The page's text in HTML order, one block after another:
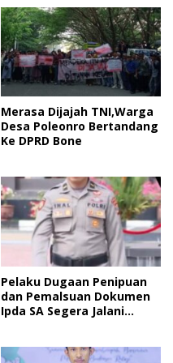
Merasa Dijajah TNI,Warga
Desa Poleonro Bertandang
Ke DPRD Bone
Pelaku Dugaan Penipuan
dan Pemalsuan Dokumen
Ipda SA Segera Jalani
Hakim